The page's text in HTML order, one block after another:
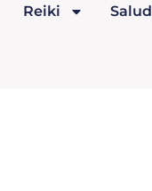
Reiki Salud